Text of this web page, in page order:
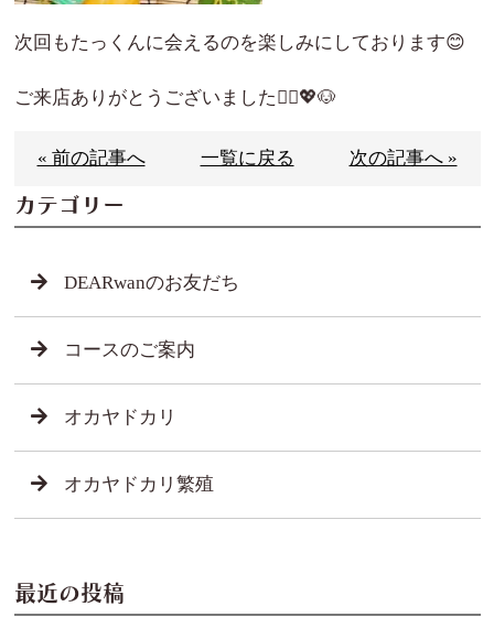
次回もたっくんに会えるのを楽しみにしております😊
ご来店ありがとうございました🙇‍♀️💖🐶
« 前の記事へ 一覧に戻る 次の記事へ »
カテゴリー
DEARwanのお友だち
コースのご案内
オカヤドカリ
オカヤドカリ繁殖
最近の投稿